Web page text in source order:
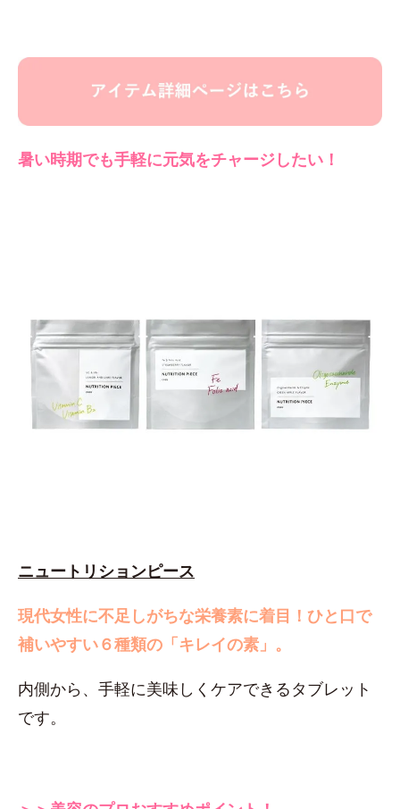
暑い時期でも手軽に元気をチャージしたい！
ニュートリションピース
現代女性に不足しがちな栄養素に着目！ ひと口で
補いやすい６種類の「キレイの素」。
内側から、手軽に美味しくケアできるタブレット
です。